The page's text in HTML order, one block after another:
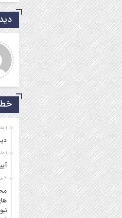
جمالی نسب
موفق باشید و تندرست
1 ماه قبل
1 ماه قبل
2 ماه قبل